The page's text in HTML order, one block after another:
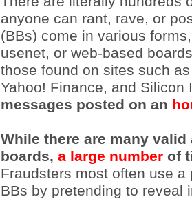
anyone can rant, rave, or
(BBs) come in various
usenet, or web-based
those found on sites such
Yahoo! Finance, and
messages posted on an
While there are many
boards, a large number of
Fraudsters most often use
BBs by pretending to reveal